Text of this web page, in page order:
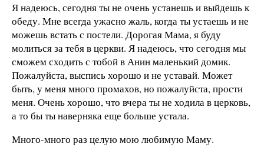
Я надеюсь, сегодня ты не очень устанешь и выйдешь к
обеду. Мне всегда ужасно жаль, когда ты устаешь и не
можешь встать с постели. Дорогая Мама, я буду
молиться за тебя в церкви. Я надеюсь, что сегодня мы
сможем сходить с тобой в Анин маленький домик.
Пожалуйста, выспись хорошо и не уставай. Может
быть, у меня много промахов, но пожалуйста, прости
меня. Очень хорошо, что вчера ты не ходила в церковь,
а то бы ты наверняка еще больше устала.
Много-много раз целую мою любимую Маму.